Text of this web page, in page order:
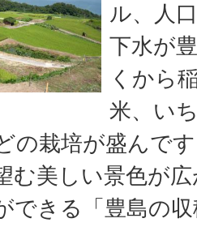
ル、人
下水が
くから
米、い
の栽培が盛んで
む美しい景色が
できる「豊島の